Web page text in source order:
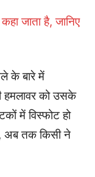
जाता है, जानिए
के बारे में
हमलावर को उसके
में विस्फोट हो
अब तक किसी ने